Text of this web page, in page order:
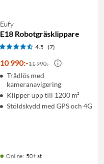
Eufy
E18 Robotgräsklippare
4.5 (7)
10 990:-11 990:-
Trådlös med
kameranavigering
Klipper upp till 1200 m²
Stöldskydd med GPS och 4G
Online: 50+ st